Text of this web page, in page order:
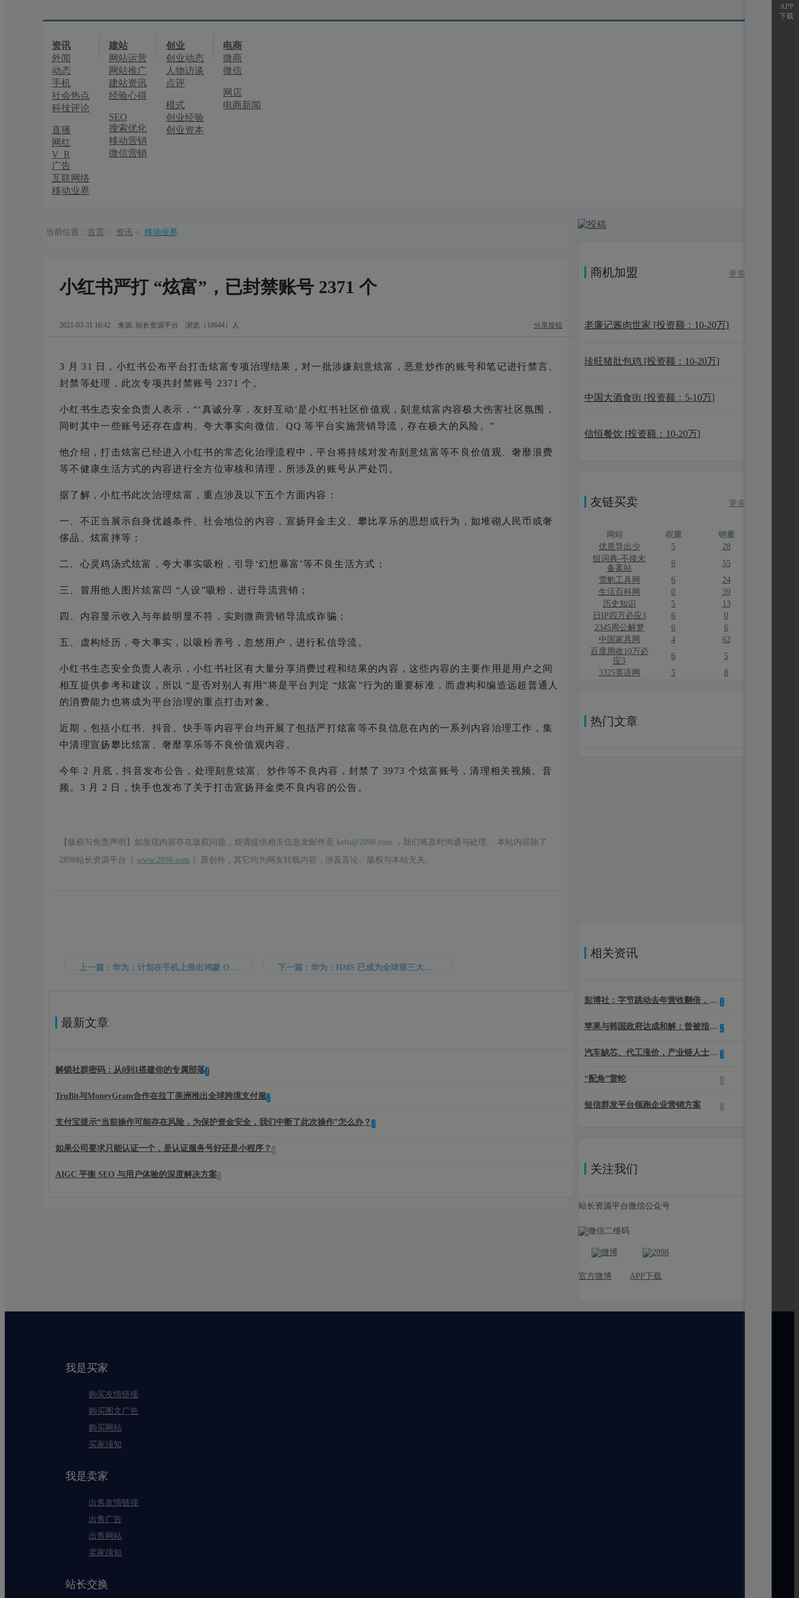
资讯
外闻
动态
手机
社会热点
科技评论
直播
网红
V R
广告
互联网络
移动业界
建站
网站运营
网站推广
建站资讯
经验心得
SEO
搜索优化
移动营销
微信营销
创业
创业动态
人物访谈
点评
模式
创业经验
创业资本
电商
微商
微信
网店
电商新闻
当前位置： 首页 > 资讯 > 移动业界
小红书严打 “炫富”，已封禁账号 2371 个
2021-03-31 16:42 来源: 站长资源平台 浏览（ 18644）人 分享按钮
3 月 31 日，小红书公布平台打击炫富专项治理结果，对一批涉嫌刻意炫富，恶意炒作的账号和笔记进行禁言、
封禁等处理，此次专项共封禁账号 2371 个。
小红书生态安全负责人表示，“‘真诚分享，友好互动’是小红书社区价值观，刻意炫富内容极大伤害社区氛围，
同时其中一些账号还存在虚构、夸大事实向微信、QQ 等平台实施营销导流，存在极大的风险。”
他介绍，打击炫富已经进入小红书的常态化治理流程中，平台将持续对发布刻意炫富等不良价值观、奢靡浪费
等不健康生活方式的内容进行全方位审核和清理，所涉及的账号从严处罚。
据了解，小红书此次治理炫富，重点涉及以下五个方面内容：
一、不正当展示自身优越条件、社会地位的内容，宣扬拜金主义、攀比享乐的思想或行为，如堆砌人民币或奢
侈品、炫富摔等；
二、心灵鸡汤式炫富，夸大事实吸粉，引导‘幻想暴富’等不良生活方式；
三、冒用他人图片炫富凹 “人设”吸粉，进行导流营销；
四、内容显示收入与年龄明显不符，实则微商营销导流或诈骗；
五、虚构经历，夸大事实，以吸粉养号，忽悠用户，进行私信导流。
小红书生态安全负责人表示，小红书社区有大量分享消费过程和结果的内容，这些内容的主要作用是用户之间
相互提供参考和建议，所以 “是否对别人有用”将是平台判定 “炫富”行为的重要标准，而虚构和编造远超普通人
的消费能力也将成为平台治理的重点打击对象。
近期，包括小红书、抖音、快手等内容平台均开展了包括严打炫富等不良信息在内的一系列内容治理工作，集
中清理宣扬攀比炫富、奢靡享乐等不良价值观内容。
今年 2 月底，抖音发布公告，处理刻意炫富、炒作等不良内容，封禁了 3973 个炫富账号，清理相关视频、音
频。3 月 2 日，快手也发布了关于打击宣扬拜金类不良内容的公告。
【版权与免责声明】如发现内容存在版权问题，烦请提供相关信息发邮件至 kefu@2898.com ，我们将及时沟通与处理。 本站内容除了
2898站长资源平台（ www.2898.com ）原创外，其它均为网友转载内容，涉及言论、版权与本站无关。
上一篇：华为：计划在手机上推出鸿蒙 OS 操作系统 下一篇：华为：HMS 已成为全球第三大移动应用生态
最新文章
1
解锁社群密码：从0到1搭建你的专属部落
2
TruBit与MoneyGram合作在拉丁美洲推出全球跨境支付服
3
支付宝提示“当前操作可能存在风险，为保护资金安全，我们中断了此次操作”怎么办？
如果公司要求只能认证一个，是认证服务号好还是小程序？
AIGC 平衡 SEO 与用户体验的深度解决方案
商机加盟 更多
老廉记酱肉世家 [投资额： 10-20万]
珍旺猪肚包鸡 [投资额： 10-20万]
中国大酒食街 [投资额： 5-10万]
信恒餐饮 [投资额： 10-20万]
友链买卖 更多
网站 权重
销量
优质导出少
5
28
组词典-不接未
备案站
6
55
雪豹工具网
6
24
生活百科网
0
39
历史知识
5
13
日IP四万必应3
6
0
2345周公解梦
6
6
中国家具网
4
62
百度周收10万必
应3
6
5
3325英语网
5 8
热门文章
相关资讯
1
彭博社：字节跳动去年营收翻倍，正寻求部分业务在港上市，包括抖音等，估值 1800 亿美元
2
苹果与韩国政府达成和解：曾被指控滥用市场主导地位，将提供 1000 亿韩元帮助小企业与教育研究等
3
汽车缺芯、代工涨价，产业链人士：芯片代工商担忧未来供应仍将受限
“配角”雷蛇
短信群发平台领跑企业营销方案
关注我们
站长资源平台微信公众号
官方微博 APP下载
APP
下载
我是买家
购买友情链接
购买图文广告
购买网站
买家须知
我是卖家
出售友情链接
出售广告
出售网站
卖家须知
站长交换